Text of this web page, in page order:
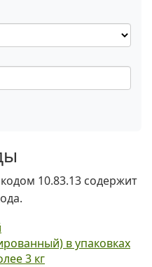
10.83.13 содержит
в упаковках
3 кг